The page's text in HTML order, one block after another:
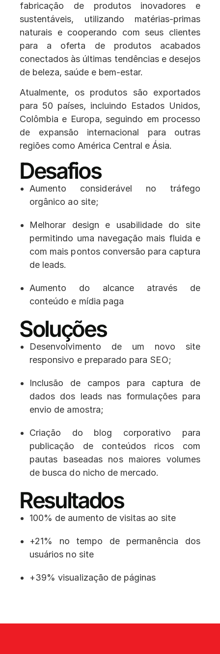
fabricação de produtos inovadores e
sustentáveis, utilizando matérias-primas
naturais e cooperando com seus clientes
para a oferta de produtos acabados
conectados às últimas tendências e desejos
de beleza, saúde e bem-estar.
Atualmente, os produtos são exportados
para 50 países, incluindo Estados Unidos,
Colômbia e Europa, seguindo em processo
de expansão internacional para outras
regiões como América Central e Ásia.
Desafios
Aumento considerável no tráfego
orgânico ao site;
Melhorar design e usabilidade do site
permitindo uma navegação mais fluida e
com mais pontos conversão para captura
de leads.
Aumento do alcance através de
conteúdo e mídia paga
Soluções
Desenvolvimento de um novo site
responsivo e preparado para SEO;
Inclusão de campos para captura de
dados dos leads nas formulações para
envio de amostra;
Criação do blog corporativo para
publicação de conteúdos ricos com
pautas baseadas nos maiores volumes
de busca do nicho de mercado.
Resultados
100% de aumento de visitas ao site
+21% no tempo de permanência dos
usuários no site
+39% visualização de páginas